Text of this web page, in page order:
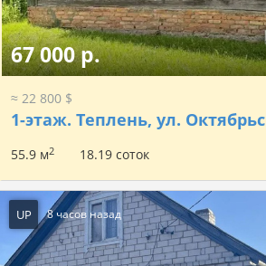
67 000 р.
≈ 22 800 $
1-этаж. Теплень, ул.
55.9 м2 18.19 соток
UP 8 часов назад